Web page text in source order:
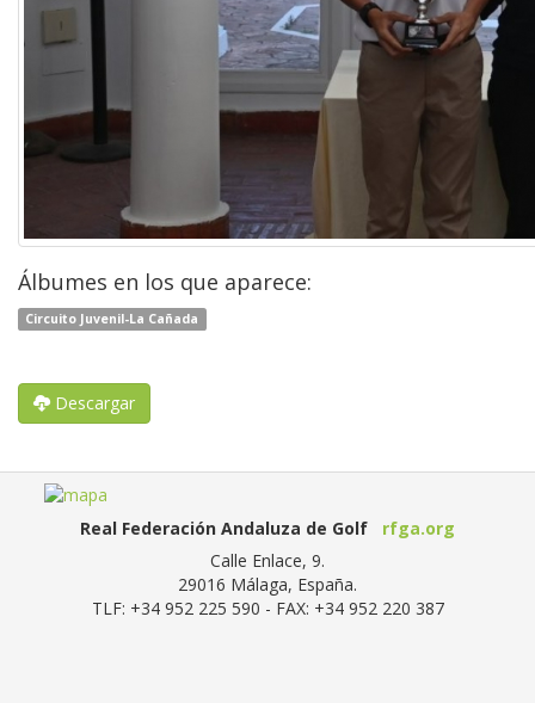
Álbumes en los que aparece:
Circuito Juvenil-La Cañada
Descargar
Real Federación Andaluza de Golf
rfga.org
Calle Enlace, 9.
29016 Málaga, España.
TLF: +34 952 225 590 - FAX: +34 952 220 387